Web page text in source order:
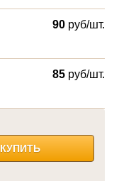
90 руб/шт.
85 руб/шт.
КУПИТЬ